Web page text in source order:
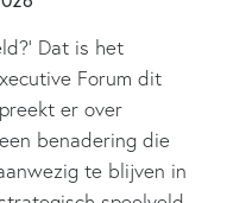
Dat is het
Forum dit
er over
benadering die
te blijven in